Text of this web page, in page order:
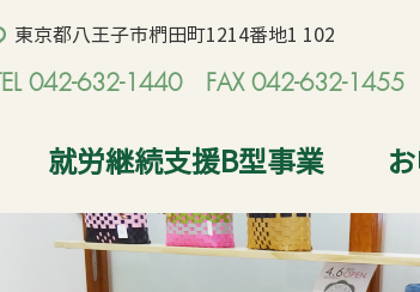
東京都八王子市椚田町1214番地1 102
TEL 042-632-1440 FAX 042-632-1455
就労継続支援B型事業